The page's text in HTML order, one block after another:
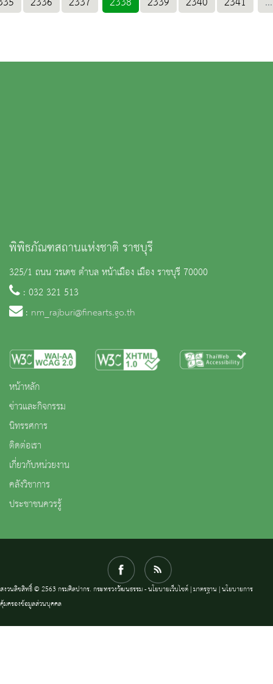
พิพิธภัณฑสถานแห่งชาติ ราชบุรี
325/1 ถนน วรเดช ตำบล หน้าเมือง เมือง ราชบุรี 70000
: 032 321 513
: nm_rajburi@finearts.go.th
หน้าหลัก
ข่าวและกิจกรรม
นิทรรศการ
ติดต่อเรา
เกี่ยวกับหน่วยงาน
คลังวิชาการ
ประชาชนควรรู้
สงวนลิขสิทธิ์ © 2563 กรมศิลปากร. กระทรวงวัฒนธรรม -นโยบายเว็บไซต์|มาตรฐาน |นโยบายการ
คุ้มครองข้อมูลส่วนบุคคล